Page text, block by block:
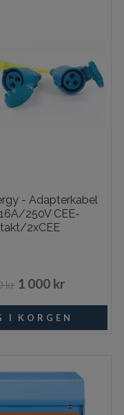
- Adapterkabel
250V CEE-
2xCEE
kr 1 000 kr
Beställningsvara